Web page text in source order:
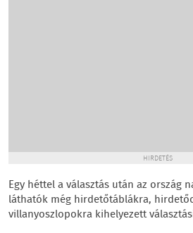
HIRDETÉS
Egy héttel a választás után az ország
láthatók még hirdetőtáblákra,
villanyoszlopokra kihelyezett